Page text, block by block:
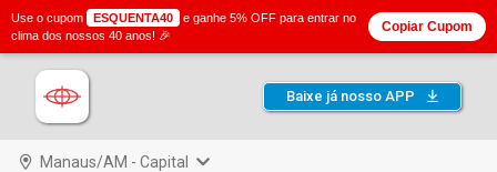
Baixe já nosso APP
Manaus/AM - Capital
Use o cupom ESQUENTA40
e ganhe 5% OFF para entrar no
clima dos nossos 40 anos! 🎉
Copiar Cupom